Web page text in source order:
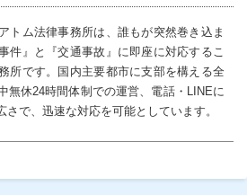
トム法律事務所は、誰もが突然巻き込ま
件』と『交通事故』に即座に対応するこ
所です。国内主要都市に支部を構える全
無休24時間体制での運営、電話・LINEに
で、迅速な対応を可能としています。